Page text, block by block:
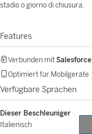
stadio o giorno di chiusura.
Features
Verbunden mitSalesforce
Optimiert für Mobilgeräte
Verfügbare Sprachen
Dieser Beschleuniger
Italienisch